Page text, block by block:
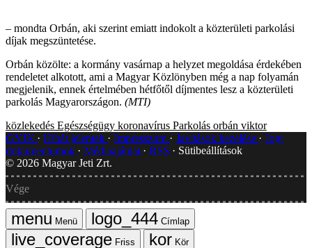
– mondta Orbán, aki szerint emiatt indokolt a közterületi parkolási
díjak megszüntetése.
Orbán közölte: a kormány vasárnap a helyzet megoldása érdekében
rendeletet alkotott, ami a Magyar Közlönyben még a nap folyamán
megjelenik, ennek értelmében hétfőtől díjmentes lesz a közterületi
parkolás Magyarországon. (MTI)
közlekedés Egészségügy koronavírus Parkolás orbán viktor
GYIK
Hibát jelentek Impresszum Javítások kezelése
Jogi
dokumentumok
Médiaajánlat RSS
Sütibeállítások
© 2026 Magyar Jeti Zrt.
Vége
Menü
Címlap
Friss
Kör